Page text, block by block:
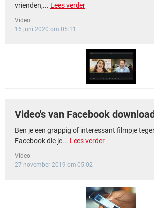
vrienden,... Lees verder
Video
16 juni 2020 om 05:11
Video's van Facebook
Ben je een grappig of interessant filmpje
Facebook die je... Lees verder
Video
27 november 2019 om 05:02